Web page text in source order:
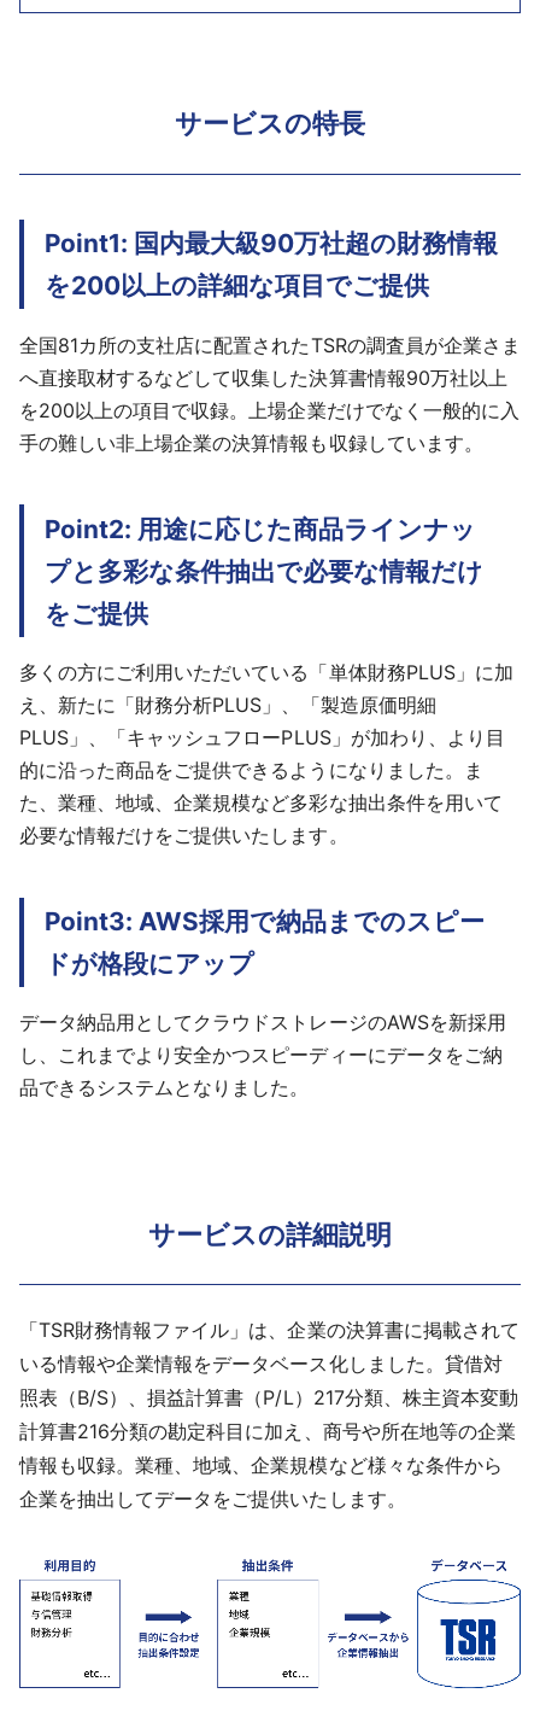
サービスの特長
Point1: 国内最大級90万社超の財務情報
を200以上の詳細な項目でご提供
全国81カ所の支社店に配置されたTSRの調査員が企業さま
へ直接取材するなどして収集した決算書情報90万社以上
を200以上の項目で収録。上場企業だけでなく一般的に入
手の難しい非上場企業の決算情報も収録しています。
Point2: 用途に応じた商品ラインナッ
プと多彩な条件抽出で必要な情報だけ
をご提供
多くの方にご利用いただいている「単体財務PLUS」に加
え、新たに「財務分析PLUS」、「製造原価明細
PLUS」、「キャッシュフローPLUS」が加わり、より目
的に沿った商品をご提供できるようになりました。ま
た、業種、地域、企業規模など多彩な抽出条件を用いて
必要な情報だけをご提供いたします。
Point3: AWS採用で納品までのスピー
ドが格段にアップ
データ納品用としてクラウドストレージのAWSを新採用
し、これまでより安全かつスピーディーにデータをご納
品できるシステムとなりました。
サービスの詳細説明
「TSR財務情報ファイル」は、企業の決算書に掲載されて
いる情報や企業情報をデータベース化しました。貸借対
照表（B/S）、損益計算書（P/L）217分類、株主資本変動
計算書216分類の勘定科目に加え、商号や所在地等の企業
情報も収録。業種、地域、企業規模など様々な条件から
企業を抽出してデータをご提供いたします。